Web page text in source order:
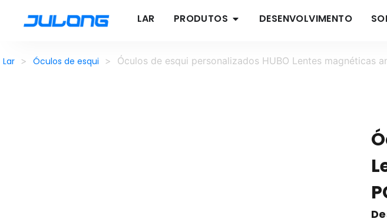
LAR PRODUTOS DESENVOLVIMENTO
Lar > Óculos de esqui > Óculos de esqui personalizados HUBO Lentes magnéticas